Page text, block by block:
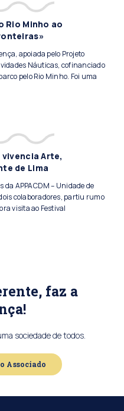
Rio Minho ao
apoiada pelo Projeto
Náuticas, cofinanciado
pelo Rio Minho. Foi uma
vivencia Arte,
de Lima
da APPACDM – Unidade de
colaboradores, partiu rumo
visita ao Festival
faz a
sociedade de todos.
Associado